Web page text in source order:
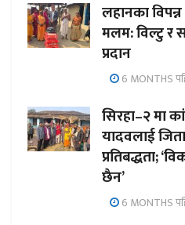
लहानका
मलम: विल्टु र
प्रदान
6 MONTHS
सिरहा–२ मा
यादवलाई
प्रतिबद्धता;
छैन’
6 MONTHS